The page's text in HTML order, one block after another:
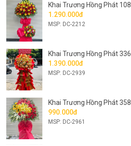
Khai Trương Hồng Phát 108
1.290.000đ
MSP: DC-2212
Khai Trương Hồng Phát 336
1.390.000đ
MSP: DC-2939
Khai Trương Hồng Phát 358
990.000đ
MSP: DC-2961